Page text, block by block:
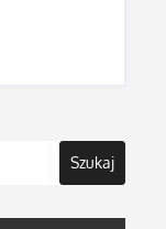
Szukaj